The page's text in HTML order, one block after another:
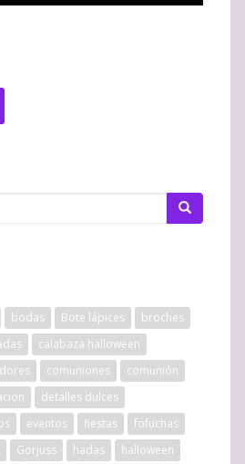
bodas Bote lápices
broches
calabaza halloween
comuniones
comunión
detalles dulces
eventos fiestas
fofuchas
Gorjuss hadas
halloween